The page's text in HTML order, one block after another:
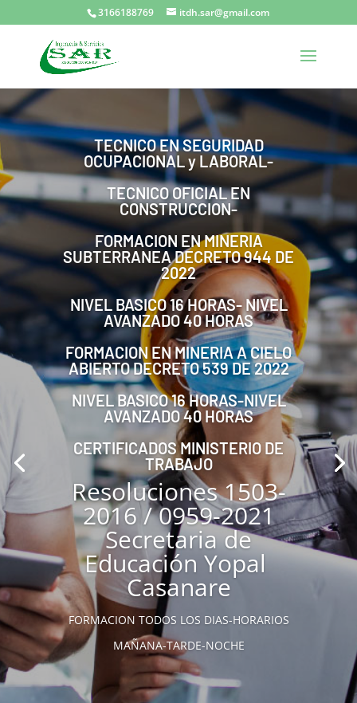
3166188769 itdh.sar@gmail.com
TECNICO EN SEGURIDAD
OCUPACIONAL y LABORAL-
TECNICO OFICIAL EN
CONSTRUCCION-
FORMACION EN MINERIA
SUBTERRANEA DECRETO 944 DE
2022
NIVEL BASICO 16 HORAS- NIVEL
AVANZADO 40 HORAS
FORMACION EN MINERIA A CIELO
ABIERTO DECRETO 539 DE 2022
NIVEL BASICO 16 HORAS-NIVEL
AVANZADO 40 HORAS
CERTIFICADOS MINISTERIO DE
TRABAJO
Resoluciones 1503-
2016 / 0959-2021
Secretaria de
Educación Yopal
Casanare
FORMACION TODOS LOS DIAS-HORARIOS
MAÑANA-TARDE-NOCHE